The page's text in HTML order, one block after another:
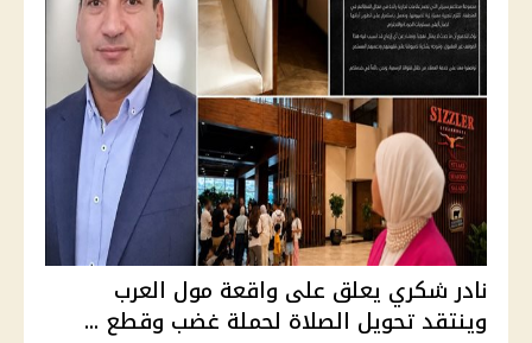
نادر شكري يعلق على واقعة مول العرب
وينتقد تحويل الصلاة لحملة غضب وقطع ...